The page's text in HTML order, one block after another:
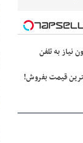
نیاز به تلفن
قیمت بفروش!